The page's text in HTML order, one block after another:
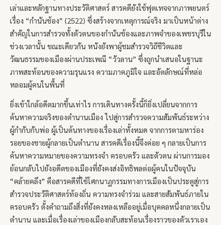
เล่าและหลักฐานทางประวัติศาสตร์ สารคดียังใช้ฟุตเทจจากภาพยนตร์
เรื่อง “กำนันช้อง” (2522) ซึ่งสร้างจากเหตุการณ์จริง มาเป็นหน้าต่าง
สำคัญในการสำรวจทั้งตัวตนของกำนันช้องและภาพจำของเพชรบุรีใน
ช่วงเวลานั้น ขณะเดียวกัน หนังยังพาผู้ชมสำรวจวิถีชีวิตและ
วัฒนธรรมของเมืองผ่านประเพณี “วัวลาน” ซึ่งถูกนำเสนอในฐานะ
ภาพสะท้อนของความรุนแรง ความภาคภูมิใจ และอัตลักษณ์ที่หล่อ
หลอมผู้คนในพื้นที่
ยิ่งเข้าใกล้อดีตมากขึ้นเท่าไร การเดินทางครั้งนี้ก็ยิ่งเปลี่ยนจากการ
ค้นหาความจริงของตำนานเมือง ไปสู่การสำรวจความสัมพันธ์ระหว่าง
ผู้กำกับกับพ่อ ผู้เป็นต้นทางของเรื่องเล่าทั้งหมด จากการตามหาร่อง
รอยของชายผู้กลายเป็นตำนาน สารคดีเรื่องนี้จึงค่อย ๆ กลายเป็นการ
ค้นหาความหมายของความทรงจำ ครอบครัว และตัวตน ผ่านการมอง
ย้อนกลับไปยังอดีตของเมืองที่ยังคงส่งอิทธิพลต่อผู้คนในปัจจุบัน
“คล้ายคลึง” คือสารคดีที่ใช้โศกนาฏกรรมทางการเมืองเป็นประตูสู่การ
สำรวจประวัติศาสตร์ท้องถิ่น ความทรงจำร่วม และสายสัมพันธ์ภายใน
ครอบครัว ตั้งคำถามถึงสิ่งที่ยังคงหลงเหลืออยู่เมื่อบุคคลหนึ่งกลายเป็น
ตำนาน และเมื่อเรื่องเล่าของเมืองกลับสะท้อนเรื่องราวของตัวเราเอง